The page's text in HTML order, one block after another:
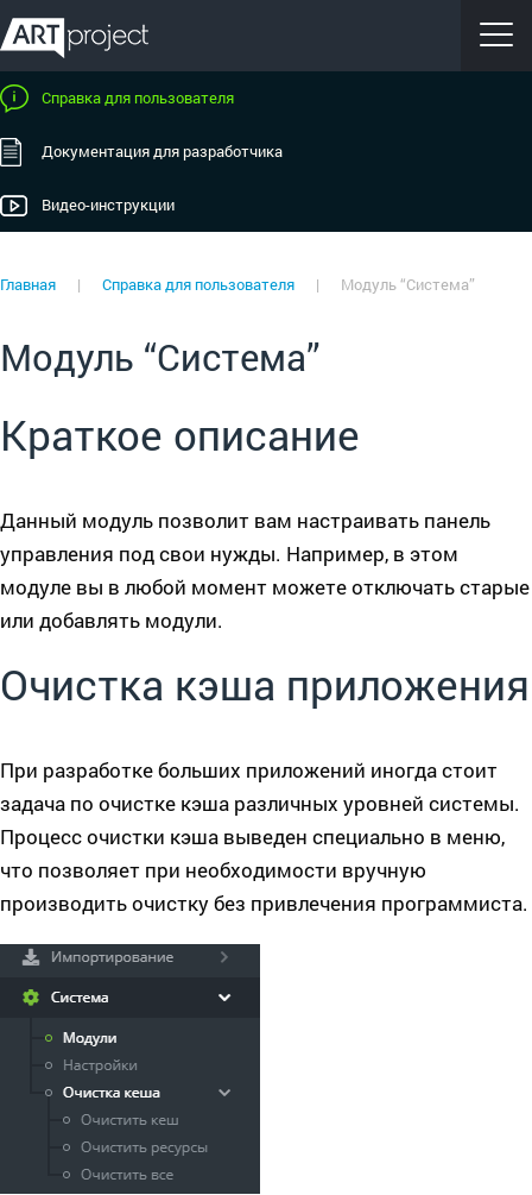
Справка для пользователя
Документация для разработчика
Видео-инструкции
Главная | Справка для пользователя | Модуль “Система”
Модуль “Система”
Краткое описание
Данный модуль позволит вам настраивать панель
управления под свои нужды. Например, в этом
модуле вы в любой момент можете отключать старые
или добавлять модули.
Очистка кэша приложения
При разработке больших приложений иногда стоит
задача по очистке кэша различных уровней системы.
Процесс очистки кэша выведен специально в меню,
что позволяет при необходимости вручную
производить очистку без привлечения программиста.